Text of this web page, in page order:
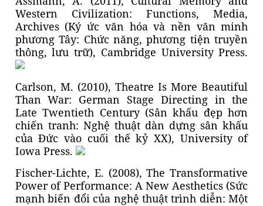
Western Civilization: Functions, Media,
Archives (Ký ức văn hóa và nền văn minh
phương Tây: Chức năng, phương tiện truyền
thông, lưu trữ), Cambridge University Press.
Carlson, M. (2010), Theatre Is More Beautiful
Than War: German Stage Directing in the
Late Twentieth Century (Sân khấu đẹp hơn
chiến tranh: Nghệ thuật dàn dựng sân khấu
của Đức vào cuối thế kỷ XX), University of
Iowa Press.
Fischer-Lichte, E. (2008), The Transformative
Power of Performance: A New Aesthetics (Sức
mạnh biến đổi của nghệ thuật trình diễn: Một